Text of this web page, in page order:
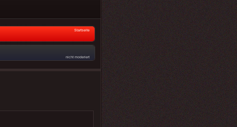
Startseite
nicht moderiert